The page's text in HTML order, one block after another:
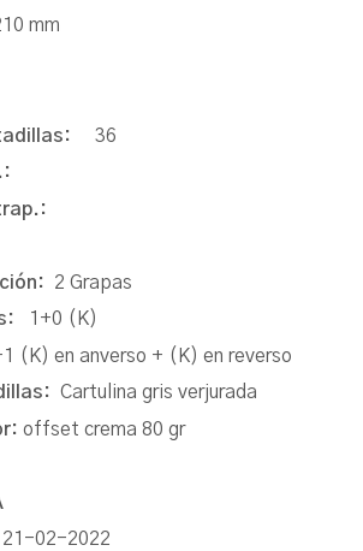
mm
36
2 Grapas
1+0 (K)
(K) en anverso + (K) en reverso
Cartulina gris verjurada
offset crema 80 gr
21-02-2022